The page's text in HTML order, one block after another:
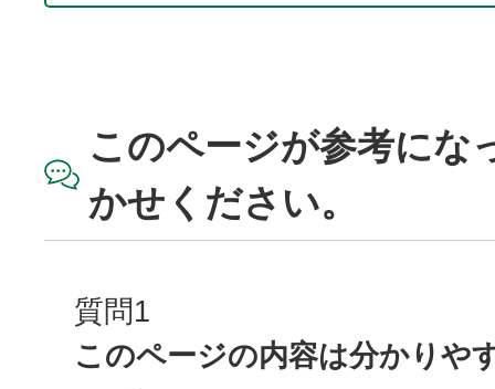
このページが参考にな
かせください。
質問1
このページの内容は分かりや